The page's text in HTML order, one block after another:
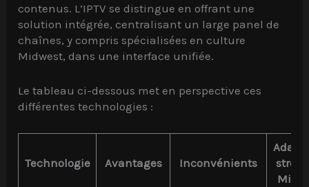
contenus. L’IPTV se distingue en offrant une
solution intégrée, centralisant un large panel de
chaînes, y compris spécialisées en culture
Midwest, dans une interface unifiée.
Le tableau ci-dessous met en perspective ces
différentes technologies :
Technologie Avantages Inconvénients